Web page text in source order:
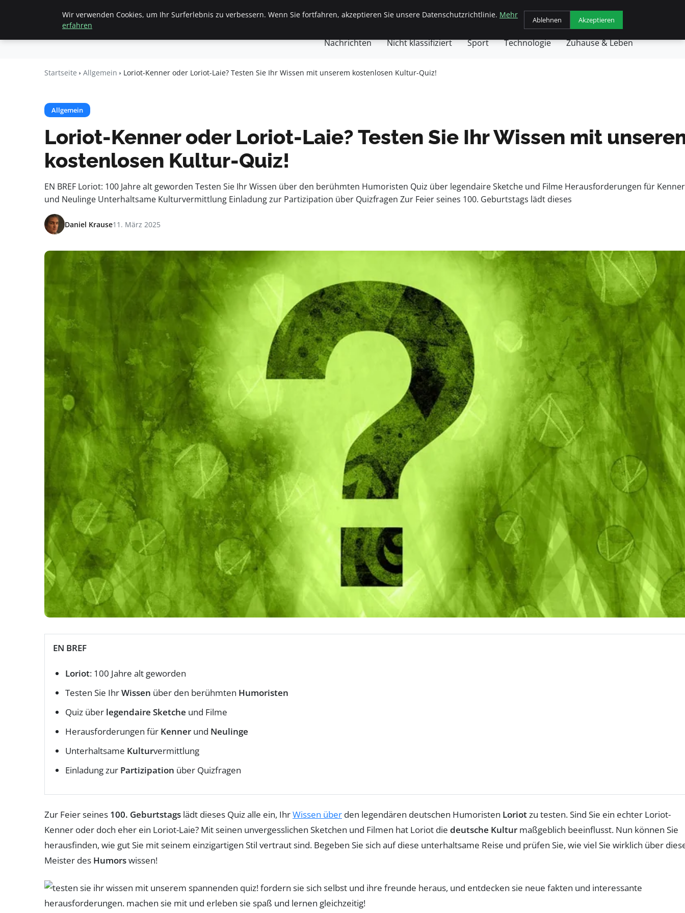
Beyond
Startseite Allgemein Finanzen & Immobilien Frauen / Mode Geschäft Gesundheit Haustiere Kochen
Nachrichten Nicht klassifiziert Sport Technologie Zuhause & Leben
Startseite Allgemein Loriot-Kenner oder Loriot-Laie? Testen Sie Ihr Wissen mit unserem kostenlosen Kultur-Quiz!
Allgemein
Loriot-Kenner oder Loriot-Laie? Testen Sie Ihr Wissen mit
kostenlosen Kultur-Quiz!
EN BREF Loriot: 100 Jahre alt geworden Testen Sie Ihr Wissen über den berühmten Humoristen Quiz über legendaire Sketche und Filme Herausforderungen für Kenner
und Neulinge Unterhaltsame Kulturvermittlung Einladung zur Partizipation über Quizfragen Zur Feier seines 100. Geburtstags lädt dieses
Daniel Krause11. März 2025
EN BREF
Loriot: 100 Jahre alt geworden
Testen Sie IhrWissen über den berühmten Humoristen
Quiz über legendaire Sketche und Filme
Herausforderungen für Kenner und Neulinge
Unterhaltsame Kulturvermittlung
Einladung zur Partizipation über Quizfragen
Zur Feier seines 100. Geburtstags lädt dieses Quiz alle ein, IhrWissen über den legendären deutschen Humoristen Loriotzu testen. Sind Sie ein echter Loriot-
Kenner oder doch eher ein Loriot-Laie? Mit seinen unvergesslichen Sketchen und Filmen hat Loriot die deutsche Kultur maßgeblich beeinflusst. Nun können Sie
herausfinden, wie gut Sie mit seinem einzigartigen Stil vertraut sind. Begeben Sie sich auf diese unterhaltsame Reise und prüfen Sie, wie viel Sie wirklich über
Meister des Humorswissen!
Wir verwenden Cookies, um Ihr Surferlebnis zu verbessern. Wenn Sie fortfahren, akzeptieren Sie unsere Datenschutzrichtlinie. Mehr
erfahren
Ablehnen Akzeptieren